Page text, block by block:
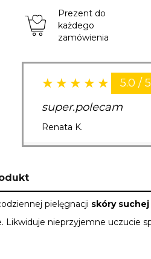
Prezent do
każdego
zamówienia
5.0 /
super.polecam
Renata K.
pielęgnacji skóry suchej
. Likwiduje nieprzyjemne uczucie